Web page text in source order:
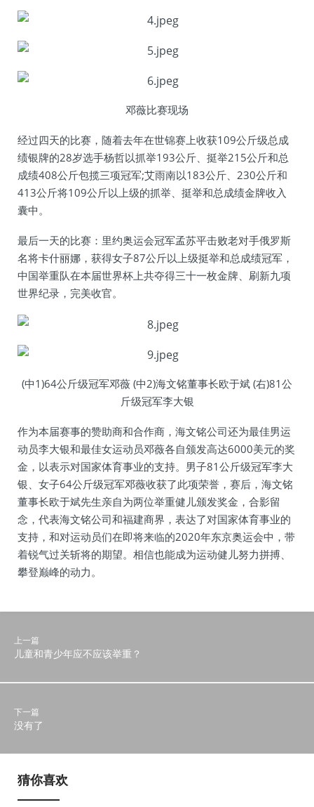
邓薇比赛现场
经过四天的比赛，随着去年在世锦赛上收获109公斤级总成
绩银牌的28岁选手杨哲以抓举193公斤、挺举215公斤和总
成绩408公斤包揽三项冠军;艾雨南以183公斤、230公斤和
413公斤将109公斤以上级的抓举、挺举和总成绩金牌收入
囊中。
最后一天的比赛：里约奥运会冠军孟苏平击败老对手俄罗斯
名将卡什丽娜，获得女子87公斤以上级挺举和总成绩冠军，
中国举重队在本届世界杯上共夺得三十一枚金牌、刷新九项
世界纪录，完美收官。
(中1)64公斤级冠军邓薇 (中2)海文铭董事长欧于斌 (右)81公
斤级冠军李大银
作为本届赛事的赞助商和合作商，海文铭公司还为最佳男运
动员李大银和最佳女运动员邓薇各自颁发高达6000美元的奖
金，以表示对国家体育事业的支持。男子81公斤级冠军李大
银、女子64公斤级冠军邓薇收获了此项荣誉，赛后，海文铭
董事长欧于斌先生亲自为两位举重健儿颁发奖金，合影留
念，代表海文铭公司和福建商界，表达了对国家体育事业的
支持，和对运动员们在即将来临的2020年东京奥运会中，带
着锐气过关斩将的期望。相信也能成为运动健儿努力拼搏、
攀登巅峰的动力。
上一篇
儿童和青少年应不应该举重？
下一篇
没有了
猜你喜欢